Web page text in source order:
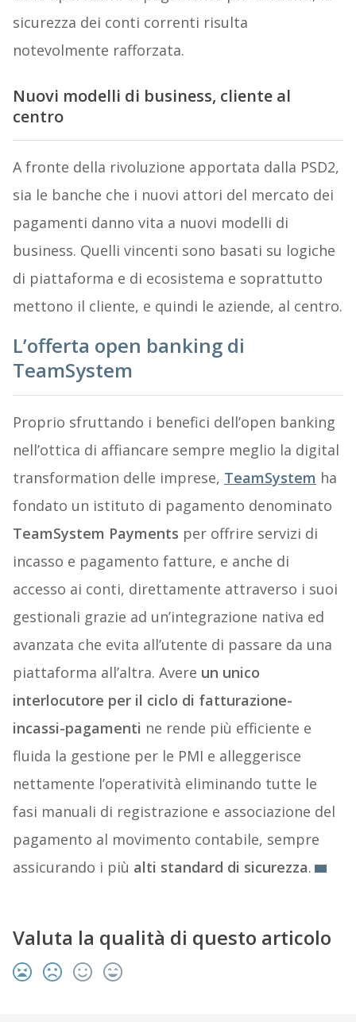
sicurezza dei conti correnti risulta
notevolmente rafforzata.
Nuovi modelli di business, cliente al
centro
A fronte della rivoluzione apportata dalla PSD2,
sia le banche che i nuovi attori del mercato dei
pagamenti danno vita a nuovi modelli di
business. Quelli vincenti sono basati su logiche
di piattaforma e di ecosistema e soprattutto
mettono il cliente, e quindi le aziende, al centro.
L’offerta open banking di
TeamSystem
Proprio sfruttando i benefici dell’open banking
nell’ottica di affiancare sempre meglio la digital
transformation delle imprese, TeamSystem ha
fondato un istituto di pagamento denominato
TeamSystem Payments per offrire servizi di
incasso e pagamento fatture, e anche di
accesso ai conti, direttamente attraverso i suoi
gestionali grazie ad un’integrazione nativa ed
avanzata che evita all’utente di passare da una
piattaforma all’altra. Avere un unico
interlocutore per il ciclo di fatturazione-
incassi-pagamenti ne rende più efficiente e
fluida la gestione per le PMI e alleggerisce
nettamente l’operatività eliminando tutte le
fasi manuali di registrazione e associazione del
pagamento al movimento contabile, sempre
assicurando i più alti standard di sicurezza.
Valuta la qualità di questo articolo